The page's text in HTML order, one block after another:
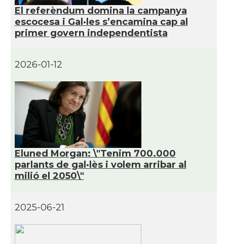
i Irlanda
Consolat Consolat general a Edinburgh
Consolat
Ambaixada
Ambaixada espanyola a Regne Unit
* + ambaixades i consolats
El referèndum domina la campanya
escocesa i Gal·les s’encamina cap al
primer govern independentista
2026-01-12
Eluned Morgan: \"Tenim 700.000
parlants de gal·lès i volem arribar al
milió el 2050\"
2025-06-21